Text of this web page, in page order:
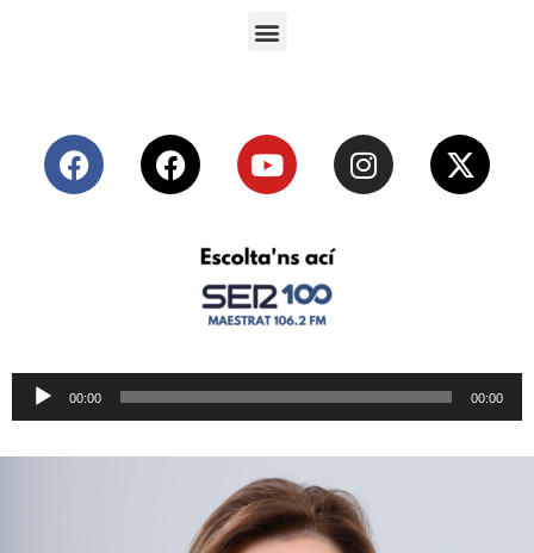
Reproductor
de
00:00 00:00